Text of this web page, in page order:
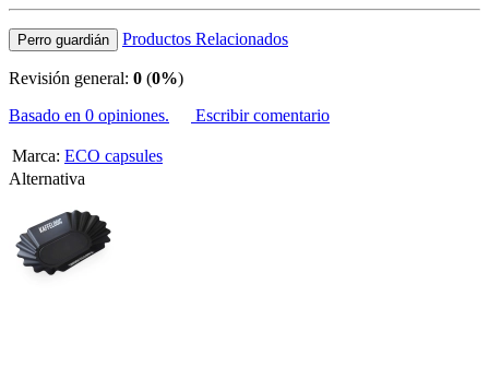
Perro guardián Productos Relacionados
Revisión general: 0 (0%)
Basado en 0 opiniones.
Escribir comentario
Marca: ECO capsules
Alternativa